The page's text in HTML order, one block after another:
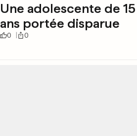
Une adolescente de 15
ans portée disparue
0 0